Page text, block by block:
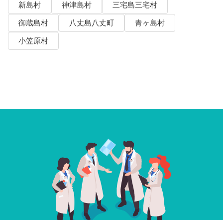
新島村
神津島村
三宅島三宅村
御蔵島村
八丈島八丈町
青ヶ島村
小笠原村